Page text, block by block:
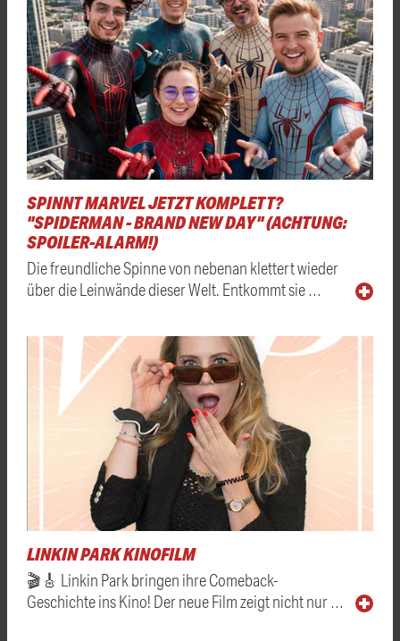
SPINNT MARVEL JETZT KOMPLETT?
"SPIDERMAN - BRAND NEW DAY" (ACHTUNG:
SPOILER-ALARM!)
Die freundliche Spinne von nebenan klettert wieder
über die Leinwände dieser Welt. Entkommt sie …
LINKIN PARK KINOFILM
🎬🎸 Linkin Park bringen ihre Comeback-
Geschichte ins Kino! Der neue Film zeigt nicht nur …